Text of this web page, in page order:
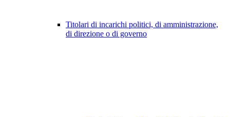
Titolari di incarichi politici, di amministrazione,
di direzione o di governo